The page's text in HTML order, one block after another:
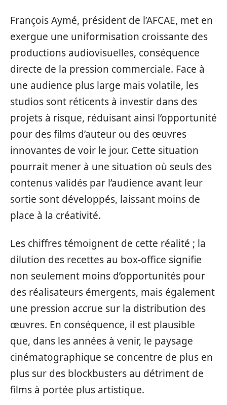
François Aymé, président de l’AFCAE, met en
exergue une uniformisation croissante des
productions audiovisuelles, conséquence
directe de la pression commerciale. Face à
une audience plus large mais volatile, les
studios sont réticents à investir dans des
projets à risque, réduisant ainsi l’opportunité
pour des films d’auteur ou des œuvres
innovantes de voir le jour. Cette situation
pourrait mener à une situation où seuls des
contenus validés par l’audience avant leur
sortie sont développés, laissant moins de
place à la créativité.
Les chiffres témoignent de cette réalité ; la
dilution des recettes au box-office signifie
non seulement moins d’opportunités pour
des réalisateurs émergents, mais également
une pression accrue sur la distribution des
œuvres. En conséquence, il est plausible
que, dans les années à venir, le paysage
cinématographique se concentre de plus en
plus sur des blockbusters au détriment de
films à portée plus artistique.